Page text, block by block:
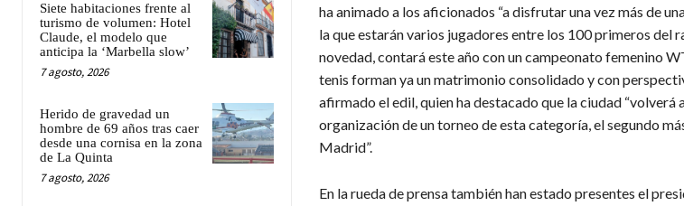
Siete habitaciones frente al
turismo de volumen: Hotel
Claude, el modelo que
anticipa la ‘Marbella slow’
7 agosto, 2026
Herido de gravedad un
hombre de 69 años tras caer
desde una cornisa en la zona
de La Quinta
7 agosto, 2026
ha animado a los aficionados “a disfrutar una vez más de
la que estarán varios jugadores entre los 100 primeros del
novedad, contará este año con un campeonato femenino
tenis forman ya un matrimonio consolidado y con
afirmado el edil, quien ha destacado que la ciudad “volverá
organización de un torneo de esta categoría, el segundo
Madrid”.
​En la rueda de prensa también han estado presentes el